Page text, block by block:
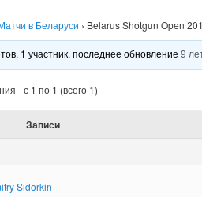
в Беларуси › Belarus Shotgun Open
1 участник, последнее обновление9
- с 1 по 1 (всего 1)
Записи
Sidorkin